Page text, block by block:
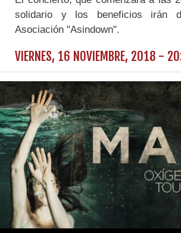
solidario y los beneficios irán
Asociación "Asindown".
VIERNES, 16 NOVIEMBRE, 2018 -